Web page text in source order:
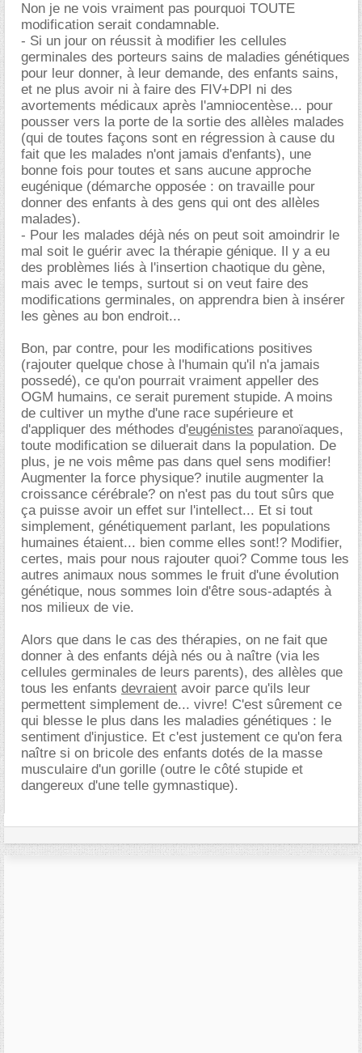
Non je ne vois vraiment pas pourquoi TOUTE
modification serait condamnable.
- Si un jour on réussit à modifier les cellules
germinales des porteurs sains de maladies génétiques
pour leur donner, à leur demande, des enfants sains,
et ne plus avoir ni à faire des FIV+DPI ni des
avortements médicaux après l'amniocentèse... pour
pousser vers la porte de la sortie des allèles malades
(qui de toutes façons sont en régression à cause du
fait que les malades n'ont jamais d'enfants), une
bonne fois pour toutes et sans aucune approche
eugénique (démarche opposée : on travaille pour
donner des enfants à des gens qui ont des allèles
malades).
- Pour les malades déjà nés on peut soit amoindrir le
mal soit le guérir avec la thérapie génique. Il y a eu
des problèmes liés à l'insertion chaotique du gène,
mais avec le temps, surtout si on veut faire des
modifications germinales, on apprendra bien à insérer
les gènes au bon endroit...
Bon, par contre, pour les modifications positives
(rajouter quelque chose à l'humain qu'il n'a jamais
possedé), ce qu'on pourrait vraiment appeller des
OGM humains, ce serait purement stupide. A moins
de cultiver un mythe d'une race supérieure et
d'appliquer des méthodes d'eugénistes paranoïaques,
toute modification se diluerait dans la population. De
plus, je ne vois même pas dans quel sens modifier!
Augmenter la force physique? inutile augmenter la
croissance cérébrale? on n'est pas du tout sûrs que
ça puisse avoir un effet sur l'intellect... Et si tout
simplement, génétiquement parlant, les populations
humaines étaient... bien comme elles sont!? Modifier,
certes, mais pour nous rajouter quoi? Comme tous les
autres animaux nous sommes le fruit d'une évolution
génétique, nous sommes loin d'être sous-adaptés à
nos milieux de vie.
Alors que dans le cas des thérapies, on ne fait que
donner à des enfants déjà nés ou à naître (via les
cellules germinales de leurs parents), des allèles que
tous les enfants devraient avoir parce qu'ils leur
permettent simplement de... vivre! C'est sûrement ce
qui blesse le plus dans les maladies génétiques : le
sentiment d'injustice. Et c'est justement ce qu'on fera
naître si on bricole des enfants dotés de la masse
musculaire d'un gorille (outre le côté stupide et
dangereux d'une telle gymnastique).